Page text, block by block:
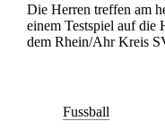
Die Herren treffen am
einem Testspiel auf die
dem Rhein/Ahr Kreis
Fussball